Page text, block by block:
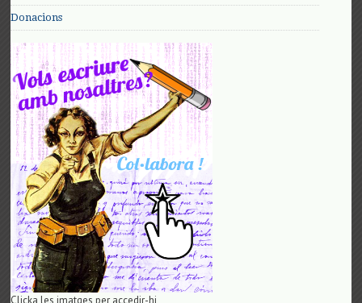
Donacions